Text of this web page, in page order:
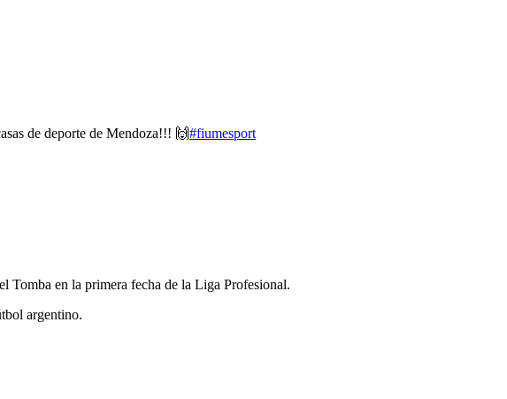
de deporte de Mendoza!!! 🙌#fiumesport
Tomba en la primera fecha de la Liga Profesional.
argentino.